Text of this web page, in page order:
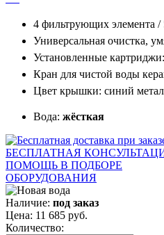
4 фильтрующих элемента /
Универсальная очистка,
Установленные
Кран для чистой воды
Цвет крышки: синий
Вода: жёсткая
БЕСПЛАТНАЯ
ПОМОЩЬ В ПОДБОРЕ
ОБОРУДОВАНИЯ
Наличие: под заказ
Цена: 11 685 руб.
Количество: